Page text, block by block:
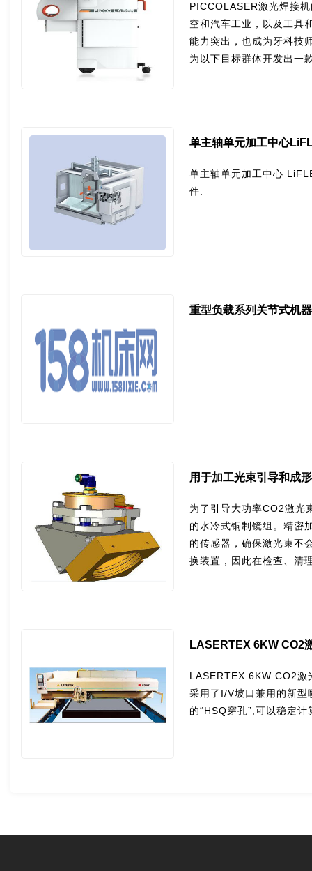
PICCOLASER激光焊接
空和汽车工业，以及工具
能力突出，也成为牙科技
为以下目标群体开发出一
单主轴单元加工中心
单主轴单元加工中心
件.
重型负载系列关节式机
用于加工光束引导和成
为了引导大功率CO2激光
的水冷式铜制镜组。精密
的传感器，确保激光束不
换装置，因此在检查、清
LASERTEX 6KW CO2
LASERTEX 6KW CO2激
采用了I/V坡口兼用的新型
的“HSQ穿孔”,可以稳定